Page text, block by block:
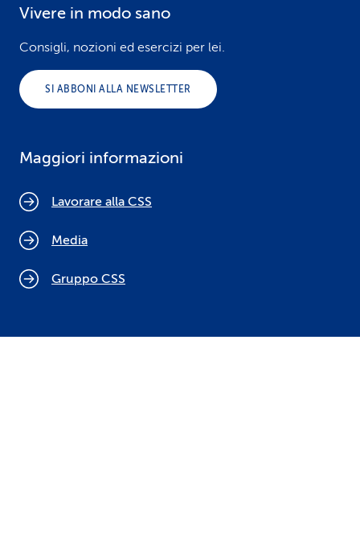
Vivere in modo sano
Consigli, nozioni ed esercizi per lei.
SI ABBONI ALLA NEWSLETTER
Maggiori informazioni
Lavorare alla CSS
Media
Gruppo CSS